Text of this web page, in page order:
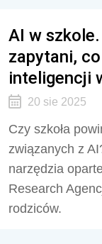
AI w
zapytani,
inteligencji
20 sie 2025
Czy szkoła
związanych z
narzędzia
Research
rodziców.